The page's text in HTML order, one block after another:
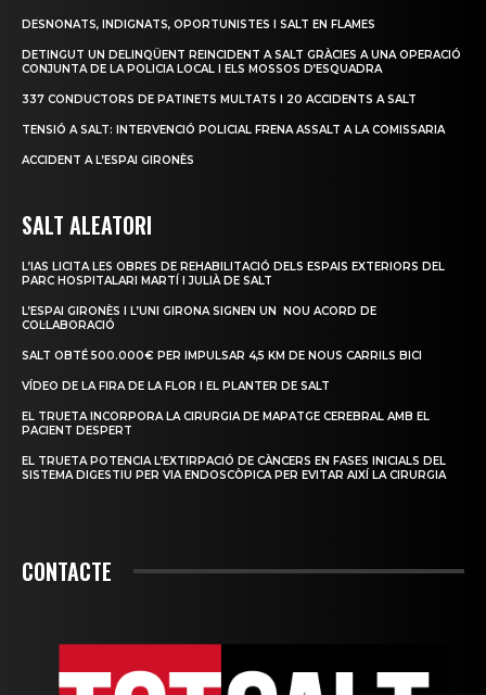
DESNONATS, INDIGNATS, OPORTUNISTES I SALT EN FLAMES
DETINGUT UN DELINQÜENT REINCIDENT A SALT GRÀCIES A UNA OPERACIÓ
CONJUNTA DE LA POLICIA LOCAL I ELS MOSSOS D’ESQUADRA
337 CONDUCTORS DE PATINETS MULTATS I 20 ACCIDENTS A SALT
TENSIÓ A SALT: INTERVENCIÓ POLICIAL FRENA ASSALT A LA COMISSARIA
ACCIDENT A L’ESPAI GIRONÈS
SALT ALEATORI
L’IAS LICITA LES OBRES DE REHABILITACIÓ DELS ESPAIS EXTERIORS DEL
PARC HOSPITALARI MARTÍ I JULIÀ DE SALT
L’ESPAI GIRONÈS I L’UNI GIRONA SIGNEN UN NOU ACORD DE
COL·LABORACIÓ
SALT OBTÉ 500.000€ PER IMPULSAR 4,5 KM DE NOUS CARRILS BICI
VÍDEO DE LA FIRA DE LA FLOR I EL PLANTER DE SALT
EL TRUETA INCORPORA LA CIRURGIA DE MAPATGE CEREBRAL AMB EL
PACIENT DESPERT
EL TRUETA POTENCIA L’EXTIRPACIÓ DE CÀNCERS EN FASES INICIALS DEL
SISTEMA DIGESTIU PER VIA ENDOSCÒPICA PER EVITAR AIXÍ LA CIRURGIA
CONTACTE